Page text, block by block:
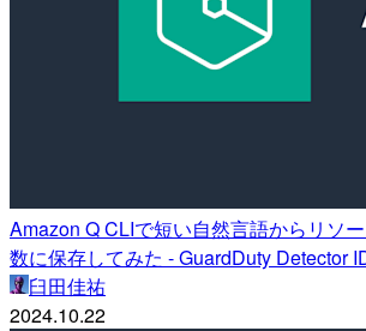
Amazon Q CLIで短い自然言語からリソ
数に保存してみた - GuardDuty Detector
臼田佳祐
2024.10.22